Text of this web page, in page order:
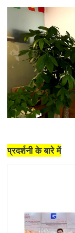
प्रदर्शनी के बारे में